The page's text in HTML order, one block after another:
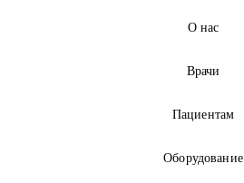
О нас
Врачи
Пациентам
Оборудование